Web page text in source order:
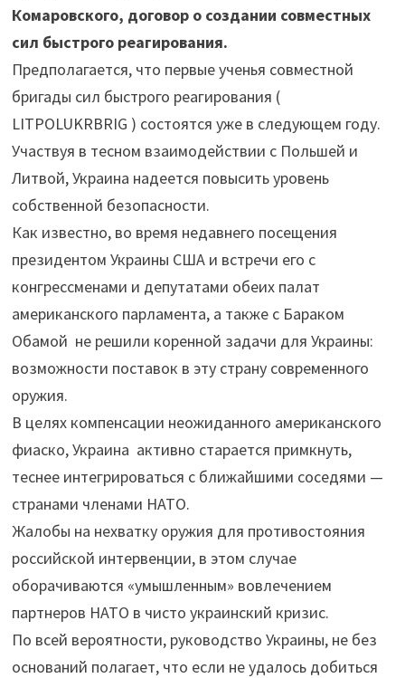
Комаровского, договор о создании совместных
сил быстрого реагирования.
Предполагается, что первые ученья совместной
бригады сил быстрого реагирования (
LITPOLUKRBRIG ) состоятся уже в следующем году.
Участвуя в тесном взаимодействии с Польшей и
Литвой, Украина надеется повысить уровень
собственной безопасности.
Как известно, во время недавнего посещения
президентом Украины США и встречи его с
конгрессменами и депутатами обеих палат
американского парламента, а также с Бараком
Обамой не решили коренной задачи для Украины:
возможности поставок в эту страну современного
оружия.
В целях компенсации неожиданного американского
фиаско, Украина активно старается примкнуть,
теснее интегрироваться с ближайшими соседями —
странами членами НАТО.
Жалобы на нехватку оружия для противостояния
российской интервенции, в этом случае
оборачиваются «умышленным» вовлечением
партнеров НАТО в чисто украинский кризис.
По всей вероятности, руководство Украины, не без
оснований полагает, что если не удалось добиться